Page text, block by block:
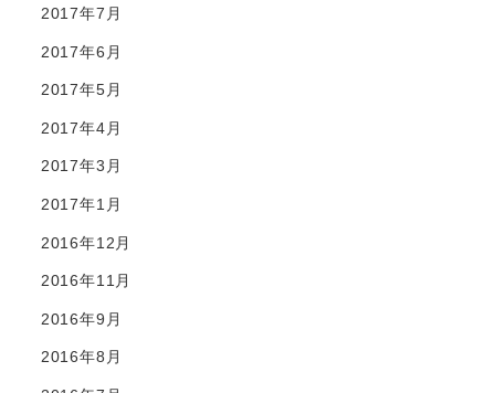
2017年7月
2017年6月
2017年5月
2017年4月
2017年3月
2017年1月
2016年12月
2016年11月
2016年9月
2016年8月